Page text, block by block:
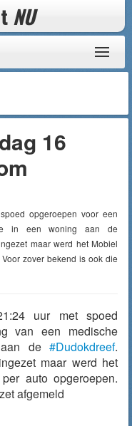
NU
16
opgeroepen voor een
in een woning aan de
maar werd het Mobiel
zover bekend is ook die
uur met spoed
van een medische
de #Dudokdreef.
maar werd het
auto opgeroepen.
afgemeld